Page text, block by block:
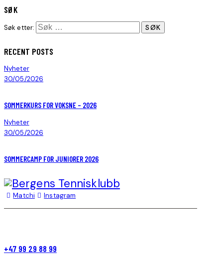
SØK
Søk etter:
RECENT POSTS
Nyheter
30/05/2026
SOMMERKURS FOR VOKSNE – 2026
Nyheter
30/05/2026
SOMMERCAMP FOR JUNIORER 2026
Matchi Instagram
+47 99 29 88 99